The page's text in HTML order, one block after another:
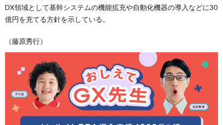
DX領域として基幹システムの機能拡充や自動化機器の導入などに30
億円を充てる方針を示している。
（藤原秀行）